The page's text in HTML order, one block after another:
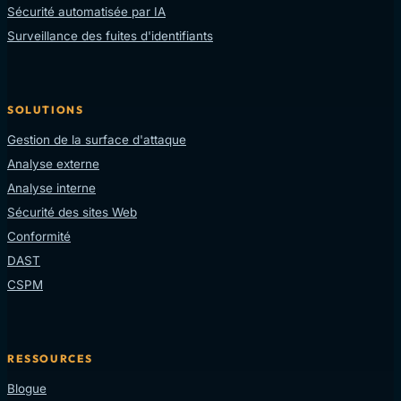
Sécurité automatisée par IA
Surveillance des fuites d'identifiants
SOLUTIONS
Gestion de la surface d'attaque
Analyse externe
Analyse interne
Sécurité des sites Web
Conformité
DAST
CSPM
RESSOURCES
Blogue